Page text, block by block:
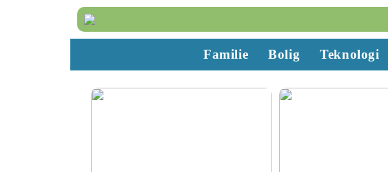
Familie Bolig Teknologi